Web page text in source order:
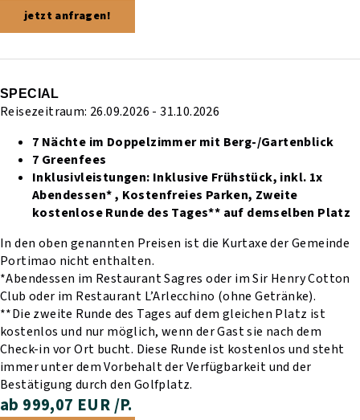
jetzt anfragen!
SPECIAL
Reisezeitraum: 26.09.2026 - 31.10.2026
7 Nächte im Doppelzimmer mit Berg-/Gartenblick
7 Greenfees
Inklusivleistungen: Inklusive Frühstück, inkl. 1x
Abendessen* , Kostenfreies Parken, Zweite
kostenlose Runde des Tages** auf demselben Platz
In den oben genannten Preisen ist die Kurtaxe der Gemeinde
Portimao nicht enthalten.
*Abendessen im Restaurant Sagres oder im Sir Henry Cotton
Club oder im Restaurant L’Arlecchino (ohne Getränke).
**Die zweite Runde des Tages auf dem gleichen Platz ist
kostenlos und nur möglich, wenn der Gast sie nach dem
Check-in vor Ort bucht. Diese Runde ist kostenlos und steht
immer unter dem Vorbehalt der Verfügbarkeit und der
Bestätigung durch den Golfplatz.
ab 999,07 EUR /P.